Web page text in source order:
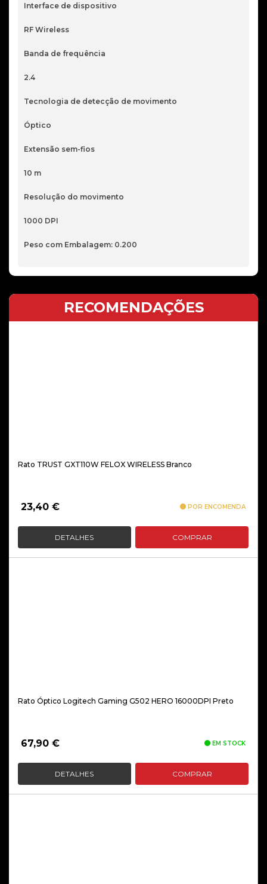
Interface de dispositivo
RF Wireless
Banda de frequência
2.4
Tecnologia de detecção de movimento
Óptico
Extensão sem-fios
10 m
Resolução do movimento
1000 DPI
Peso com Embalagem: 0.200
RECOMENDAÇÕES
Rato TRUST GXT110W FELOX WIRELESS Branco
23,40 € POR ENCOMENDA
DETALHES COMPRAR
Rato Óptico Logitech Gaming G502 HERO 16000DPI Preto
67,90 € EM STOCK
DETALHES COMPRAR